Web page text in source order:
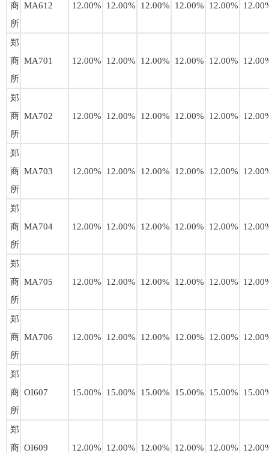
商
所
MA612 12.00% 12.00% 12.00% 12.00% 12.00%
郑
商
所
MA701 12.00% 12.00% 12.00% 12.00% 12.00%
郑
商
所
MA702 12.00% 12.00% 12.00% 12.00% 12.00%
郑
商
所
MA703 12.00% 12.00% 12.00% 12.00% 12.00%
郑
商
所
MA704 12.00% 12.00% 12.00% 12.00% 12.00%
郑
商
所
MA705 12.00% 12.00% 12.00% 12.00% 12.00%
郑
商
所
MA706 12.00% 12.00% 12.00% 12.00% 12.00%
郑
商
所
OI607 15.00% 15.00% 15.00% 15.00% 15.00%
郑
商 OI609 12.00% 12.00% 12.00% 12.00% 12.00%